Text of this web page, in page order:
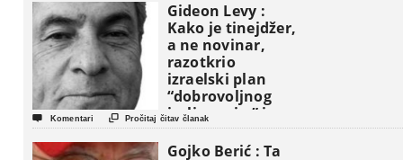
Gideon Levy :
Kako je tinejdžer,
a ne novinar,
razotkrio
izraelski plan
“dobrovoljnog
iseljavanja ” iz
Gaze
 Komentari  Pročitaj čitav članak
Gojko Berić : Ta